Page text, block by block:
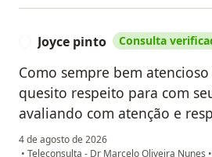
Joyce pinto Consulta
Como sempre bem
quesito respeito para com
avaliando com atenção e
4 de agosto de 2026
• Teleconsulta - Dr Marcelo Oliveira Nunes •